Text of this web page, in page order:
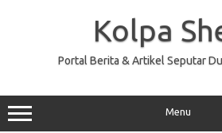
Kolpa
Portal Berita & Artikel Seputar
Menu